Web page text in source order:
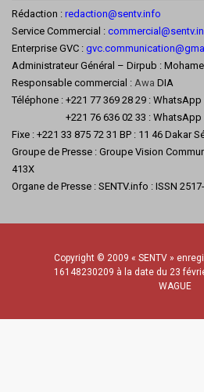
Rédaction : redaction@sentv.info
Service Commercial : commercial@sentv.
Enterprise GVC :
Administrateur Général – Dirpub :
Responsable commercial : Awa DIA
Téléphone : +221 77 369 28 29 : WhatsApp
+221 76 636 02 33 : WhatsApp
Fixe : +221 33 875 72 31 BP : 11 46 Dakar
Groupe de Presse : Groupe Vision
413X
Organe de Presse : SENTV.info : ISSN
Copyright © 2009 « SENTV »
16148230209 à la date du 23
WAGUE